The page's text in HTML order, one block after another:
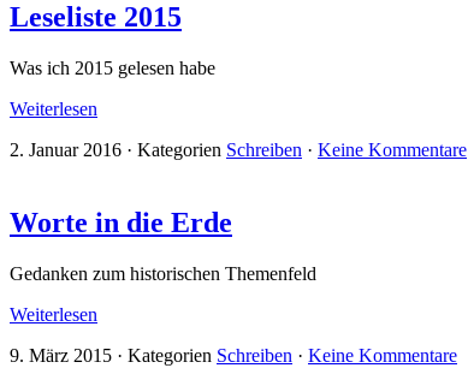
Leseliste 2015
Was ich 2015 gelesen habe
Weiterlesen
2. Januar 2016 · Kategorien Schreiben · Keine Kommentare
Worte in die Erde
Gedanken zum historischen Themenfeld
Weiterlesen
9. März 2015 · Kategorien Schreiben · Keine Kommentare